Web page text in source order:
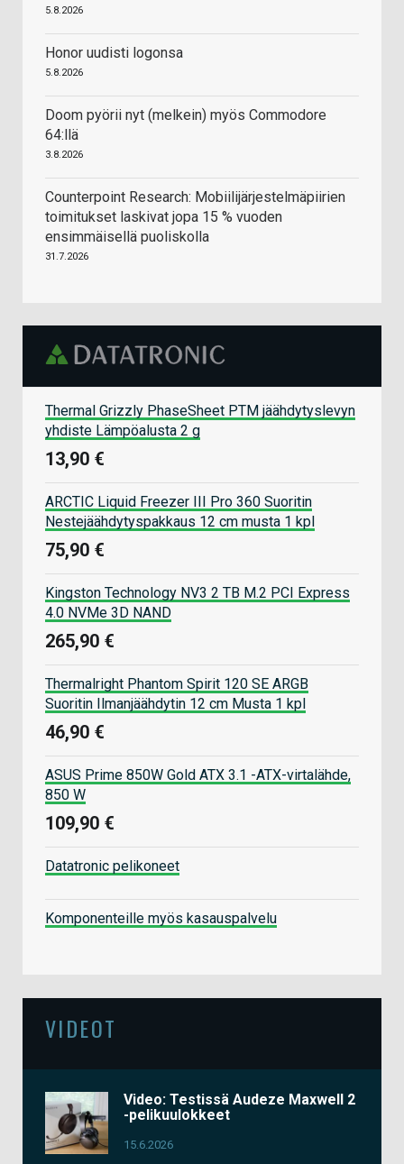
5.8.2026
Honor uudisti logonsa
5.8.2026
Doom pyörii nyt (melkein) myös Commodore
64:llä
3.8.2026
Counterpoint Research: Mobiilijärjestelmäpiirien
toimitukset laskivat jopa 15 % vuoden
ensimmäisellä puoliskolla
31.7.2026
Thermal Grizzly PhaseSheet PTM jäähdytyslevyn
yhdiste Lämpöalusta 2 g
13,90 €
ARCTIC Liquid Freezer III Pro 360 Suoritin
Nestejäähdytyspakkaus 12 cm musta 1 kpl
75,90 €
Kingston Technology NV3 2 TB M.2 PCI Express
4.0 NVMe 3D NAND
265,90 €
Thermalright Phantom Spirit 120 SE ARGB
Suoritin Ilmanjäähdytin 12 cm Musta 1 kpl
46,90 €
ASUS Prime 850W Gold ATX 3.1 -ATX-virtalähde,
850 W
109,90 €
Datatronic pelikoneet
Komponenteille myös kasauspalvelu
VIDEOT
Video: Testissä Audeze Maxwell 2
-pelikuulokkeet
15.6.2026